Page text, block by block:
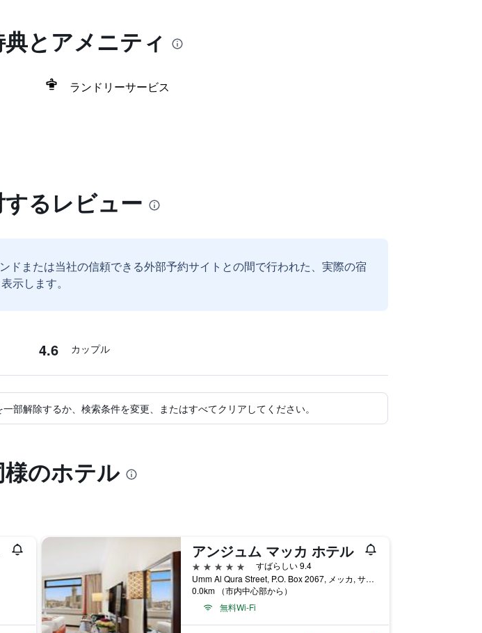
とアメニティ
ランドリーサービス
るレビュー
ドまたは当社の信頼できる外部予約サイトとの間で行われた、実際の宿
示します。
4.6 カップル
部解除するか、検索条件を変更、またはすべてクリアしてください。
のホテル
アンジュム マッカ ホテル
5つ星
すばらしい 9.4
Umm Al Qura Street, P.O. Box 2067, メッカ, サウジアラビア
0.0km （市内中心部から）
無料Wi-Fi